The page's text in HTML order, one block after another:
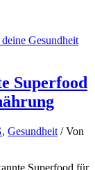
Superfood
, Gesundheit / Von
Superfood für